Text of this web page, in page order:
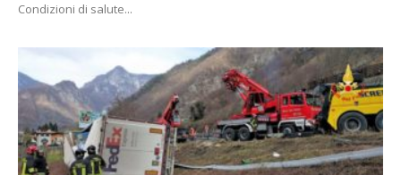
Condizioni di salute...